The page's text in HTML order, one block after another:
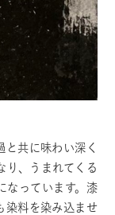
と共に味わい深く
り、うまれてくる
なっています。漆
染料を染み込ませ